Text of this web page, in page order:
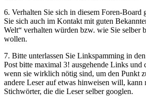
6. Verhalten Sie sich in diesem Foren-Board
Sie sich auch im Kontakt mit guten
Welt“ verhalten würden bzw. wie Sie selber
wollen.
7. Bitte unterlassen Sie Linkspamming in
Post bitte maximal 3! ausgehende Links und
wenn sie wirklich nötig sind, um den Punkt
andere Leser auf etwas hinweisen will, kann
Stichwörter, die die Leser selber googlen.